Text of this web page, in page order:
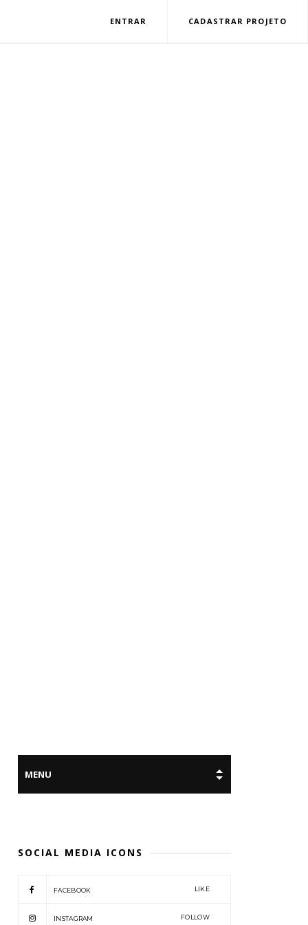
ENTRAR CADASTRAR PROJETO
SOCIAL MEDIA ICONS
FACEBOOK LIKE
INSTAGRAM FOLLOW